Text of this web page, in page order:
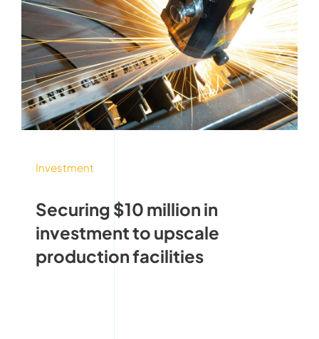
Investment
Securing $10 million in
investment to upscale
production facilities